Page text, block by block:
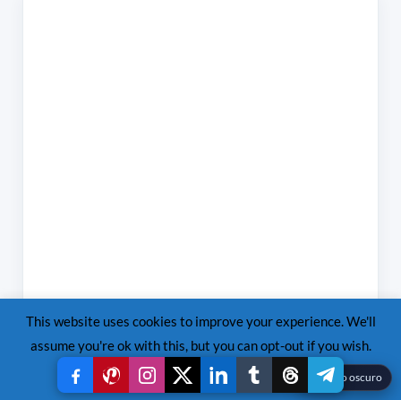
Términos y condicionesPrivacy Policy Responsabilidad
This website uses cookies to improve your experience. We'll
assume you're ok with this, but you can opt-out if you wish.
Accept Reject Read More ☾Modo oscuro